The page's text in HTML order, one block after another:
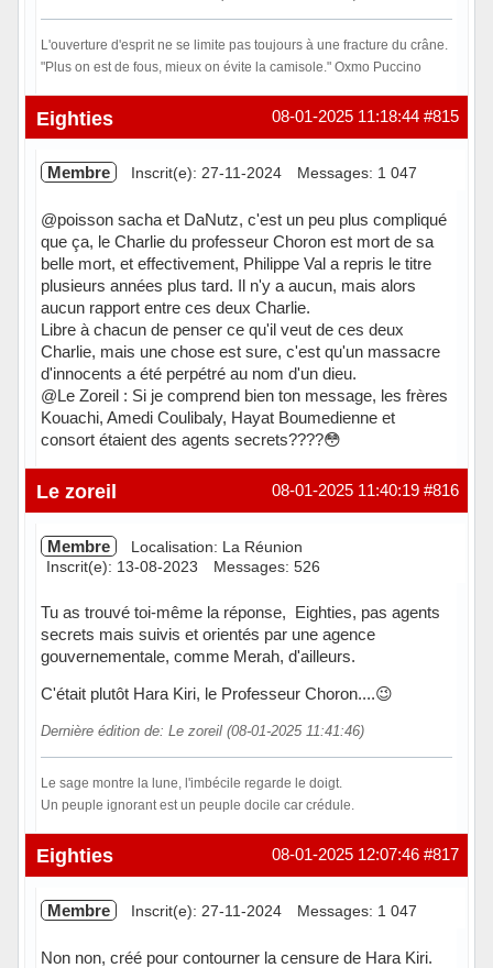
L'ouverture d'esprit ne se limite pas toujours à une fracture du crâne.
"Plus on est de fous, mieux on évite la camisole." Oxmo Puccino
Hors ligne #815
08-01-2025 11:18:44
Eighties
Membre Inscrit(e): 27-11-2024 Messages: 1 047
@poisson sacha et DaNutz, c'est un peu plus compliqué
que ça, le Charlie du professeur Choron est mort de sa
belle mort, et effectivement, Philippe Val a repris le titre
plusieurs années plus tard. Il n'y a aucun, mais alors
aucun rapport entre ces deux Charlie.
Libre à chacun de penser ce qu'il veut de ces deux
Charlie, mais une chose est sure, c'est qu'un massacre
d'innocents a été perpétré au nom d'un dieu.
@Le Zoreil : Si je comprend bien ton message, les frères
Kouachi, Amedi Coulibaly, Hayat Boumedienne et
consort étaient des agents secrets????😳
Hors ligne #816
08-01-2025 11:40:19
Le zoreil
Membre
Localisation: La Réunion
Inscrit(e): 13-08-2023
Messages: 526
Tu as trouvé toi-même la réponse, Eighties, pas agents
secrets mais suivis et orientés par une agence
gouvernementale, comme Merah, d'ailleurs.
C'était plutôt Hara Kiri, le Professeur Choron....😉
Dernière édition de: Le zoreil (08-01-2025 11:41:46)
Le sage montre la lune, l'imbécile regarde le doigt.
Un peuple ignorant est un peuple docile car crédule.
Hors ligne #817
08-01-2025 12:07:46
Eighties
Membre Inscrit(e): 27-11-2024 Messages: 1 047
Non non, créé pour contourner la censure de Hara Kiri.